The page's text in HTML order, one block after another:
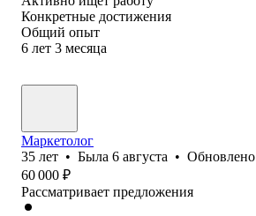
Конкретные достижения
Общий опыт
6 лет 3 месяца
Маркетолог
35 лет • Была 6 августа • Обновлено
60 000 ₽
Рассматривает предложения